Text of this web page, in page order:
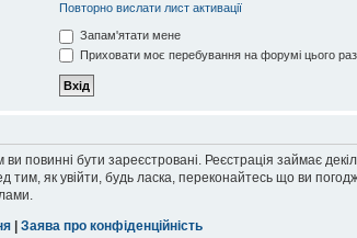
Повторно вислати лист активації
Запам'ятати мене
Приховати моє перебування на форумі цього
повинні бути зареєстровані. Реєстрація займає
тим, як увійти, будь ласка, переконайтесь що ви
| Заява про конфіденційність